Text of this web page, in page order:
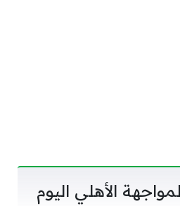
الأهلي اليوم